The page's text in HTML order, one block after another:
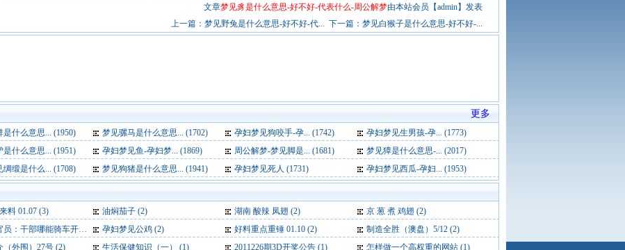
文章梦见豸是什么意思-好不好-代表什么-周公解梦由本站会员【admin】发表
上一篇： 梦见野兔是什么意思-好不好-代... 下一篇： 梦见白猴子是什么意思-好不好-...
更多
是什么意思... (1950) 梦见骡马是什么意思... (1702) 孕妇梦见狗咬手-孕... (1742)
孕妇梦见生男孩-孕... (1773)
是什么意思... (1951) 孕妇梦见鱼-孕妇梦... (1869) 周公解梦-梦见脚是... (1681)
梦见獐是什么意思-... (2017)
绸缎是什么... (1708) 梦见狗猪是什么意思... (1941) 孕妇梦见死人 (1731) 孕妇梦见西瓜-孕妇... (1953)
料 01.07 (3) 油焖茄子 (2) 湖南 酸辣 凤翅 (2)
京 葱 煮 鸡翅 (2)
部哪能骑车开会 公车费是要花的 (2) 孕妇梦见公鸡 (2) 好料重点重锤 01.10 (2)
制造全胜（澳盘）5/12 (2)
（外围）27号 (2) 生活保健知识（一） (1) 2011226期3D开奖公告 (1) 怎样做一个高权重的网站 (1)